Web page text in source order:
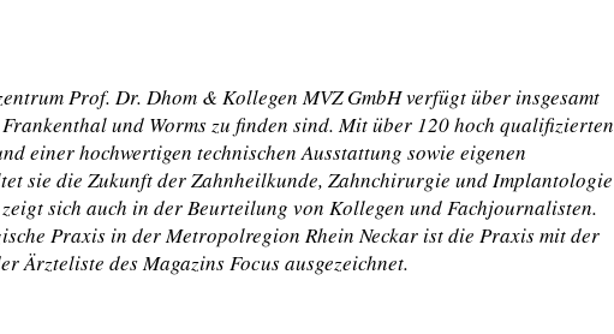
Prof. Dr. Dhom & Kollegen MVZ GmbH verfügt über insgesamt
und Worms zu finden sind. Mit über 120 hoch qualifizierten
einer hochwertigen technischen Ausstattung sowie eigenen
sie die Zukunft der Zahnheilkunde, Zahnchirurgie und Implantologie
sich auch in der Beurteilung von Kollegen und Fachjournalisten.
Praxis in der Metropolregion Rhein Neckar ist die Praxis mit der
Ärzteliste des Magazins Focus ausgezeichnet.